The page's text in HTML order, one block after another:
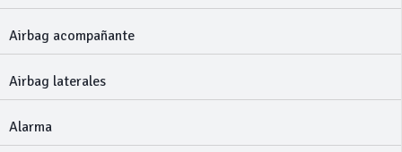
Airbag acompañante
Airbag laterales
Alarma